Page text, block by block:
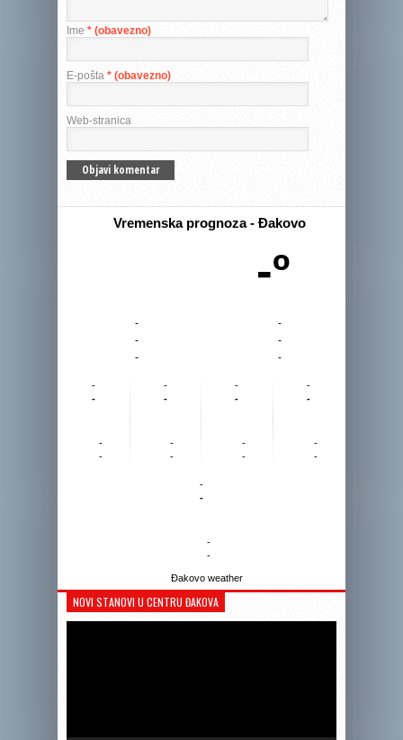
Ime * (obavezno)
E-pošta * (obavezno)
Web-stranica
Vremenska prognoza - Đakovo
-º
-
-
-
-
-
-
-
-
-
-
-
-
-
-
-
-
-
-
-
-
-
-
-
-
-
-
Đakovo weather
NOVI STANOVI U CENTRU ĐAKOVA